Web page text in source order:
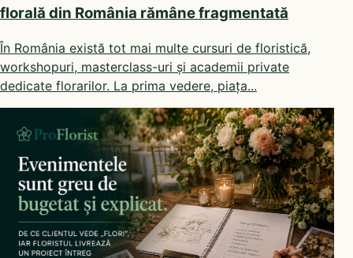
florală din România rămâne fragmentată
În România există tot mai multe cursuri de floristică,
workshopuri, masterclass-uri și academii private
dedicate florarilor. La prima vedere, piața...